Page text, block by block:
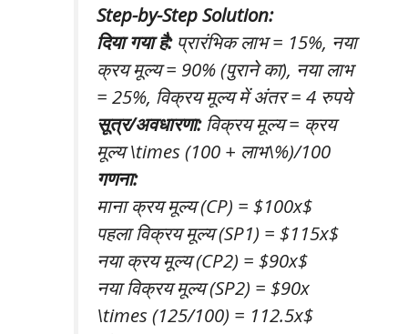
Step-by-Step Solution:
दिया गया है:प्रारंभिक लाभ = 15%, नया
क्रय मूल्य = 90% (पुराने का), नया लाभ
= 25%, विक्रय मूल्य में अंतर = 4 रुपये
सूत्र/अवधारणा:विक्रय मूल्य = क्रय
मूल्य \times (100 + लाभ\%)/100
गणना:
माना क्रय मूल्य (CP) = $100x$
पहला विक्रय मूल्य (SP1) = $115x$
नया क्रय मूल्य (CP2) = $90x$
नया विक्रय मूल्य (SP2) = $90x
\times (125/100) = 112.5x$